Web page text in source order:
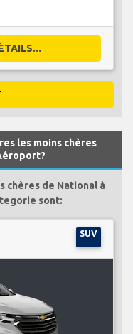
les moins chères
chères de National à
sont:
SUV